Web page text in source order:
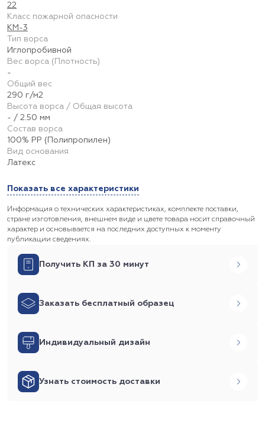
22
Класс пожарной опасности
КМ-3
Тип ворса
Иглопробивной
Вес ворса (Плотность)
-
Общий вес
290 г/м2
Высота ворса / Общая высота
- / 2.50 мм
Состав ворса
100% PP (Полипропилен)
Вид основания
Латекс
Показать все характеристики
Информация о технических характеристиках, комплекте поставки,
стране изготовления, внешнем виде и цвете товара носит справочный
характер и основывается на последних доступных к моменту
публикации сведениях.
Получить КП за 30 минут
Заказать бесплатный образец
Индивидуальный дизайн
Узнать стоимость доставки